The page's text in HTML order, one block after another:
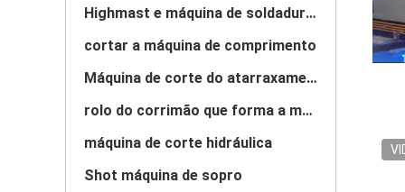
Highmast e máquina de soldadura monopole da emenda
cortar a máquina de comprimento
Máquina de corte do atarraxamento
rolo do corrimão que forma a máquina
máquina de corte hidráulica
Shot máquina de sopro